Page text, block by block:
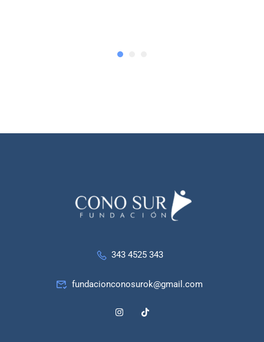
343 4525 343
fundacionconosurok@gmail.com